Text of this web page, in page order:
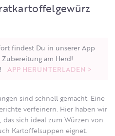
findest Du in unserer App
am Herd!
APP HERUNTERLADEN >
sind schnell gemacht. Eine
verfeinern. Hier haben wir
sich ideal zum Würzen von
Kartoffelsuppen eignet.